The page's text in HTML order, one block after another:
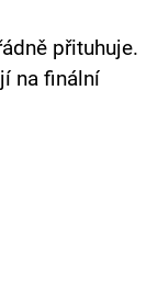
přituhuje.
na finální